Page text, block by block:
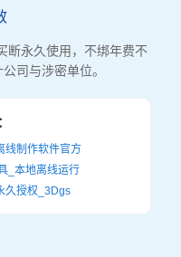
断永久使用，不绑年费不
司与涉密单位。
线制作软件官方
_本地离线运行
久授权_3Dgs